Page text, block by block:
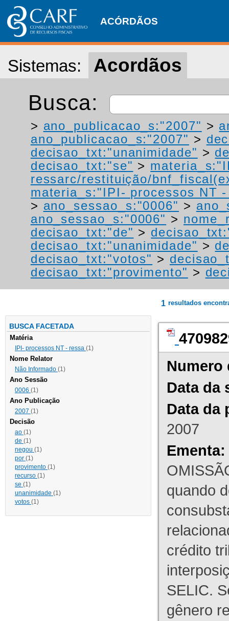
ACÓRDÃOS
Sistemas: Acordãos
Busca:
> ano_publicacao_s:"2007" >
ano_publicacao_s:"2007" >
decisao_txt:"unanimidade" >
decisao_txt:"se" >
ressarc/restituição/
materia_s:"IPI- processos NT
> ano_sessao_s:"0006" >
ano_sessao_s:"0006" >
decisao_txt:"de" >
decisao_txt:"unanimidade" >
decisao_txt:"votos" >
decisao_txt:"provimento" >
BUSCA FACETADA
Matéria
IPI- processos NT - ressa (1)
Nome Relator
Não Informado (1)
Ano Sessão
0006 (1)
Ano Publicação
2007 (1)
Decisão
ao (1)
de (1)
negou (1)
por (1)
provimento (1)
recurso (1)
se (1)
unanimidade (1)
votos (1)
1 resultados
Numero
Data da
Data da
2007
Ementa:
quando
crédito
SELIC.
gênero